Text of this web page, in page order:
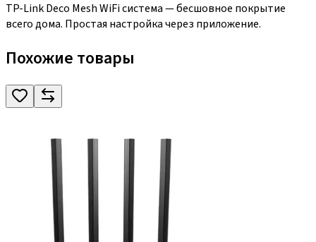
TP-Link Deco Mesh WiFi система — бесшовное покрытие
всего дома. Простая настройка через приложение.
Похожие товары